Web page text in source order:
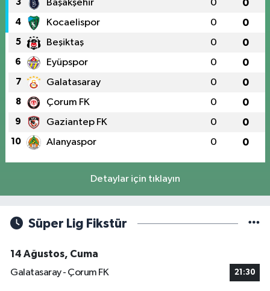
3 Başakşehir 0 0
4 Kocaelispor 0 0
5 Beşiktaş 0 0
6 Eyüpspor 0 0
7 Galatasaray 0 0
8 Çorum FK 0 0
9 Gaziantep FK 0 0
10 Alanyaspor 0 0
Detaylar için tıklayın
Süper Lig Fikstür
14 Ağustos, Cuma
Galatasaray - Çorum FK
21:30